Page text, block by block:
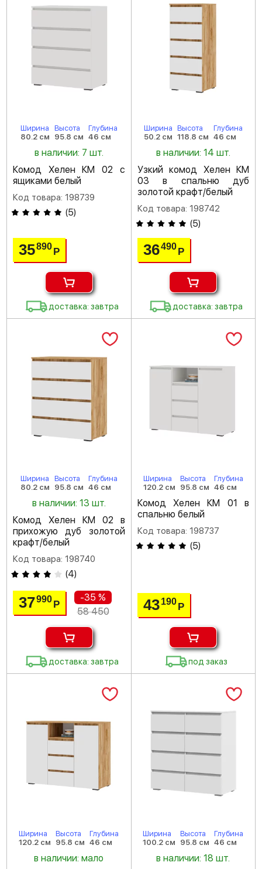
Ширина
80.2 см
Высота
95.8 см
Глубина
46 см
в наличии: 7 шт.
Комод Хелен КМ 02 с
ящиками белый
Код товара: 198739
(5)
35890Р
доставка: завтра
Ширина
50.2 см
Высота
118.8 см
Глубина
46 см
в наличии: 14 шт.
Узкий комод Хелен КМ
03 в спальню дуб
золотой крафт/белый
Код товара: 198742
(5)
36490 Р
доставка: завтра
Ширина
80.2 см
Высота
95.8 см
Глубина
46 см
в наличии: 13 шт.
Комод Хелен КМ 02 в
прихожую дуб золотой
крафт/белый
Код товара: 198740
(4)
37990Р
-35 %
58 450
доставка: завтра
Ширина
120.2 см
Высота
95.8 см
Глубина
46 см
Комод Хелен КМ 01 в
спальню белый
Код товара: 198737
(5)
43 190 Р
под заказ
Ширина
120.2 см
Высота
95.8 см
Глубина
46 см
в наличии: мало
Ширина
100.2 см
Высота
95.8 см
Глубина
46 см
в наличии: 18 шт.